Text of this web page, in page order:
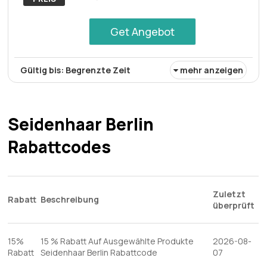
Get Angebot
Gültig bis: Begrenzte Zeit mehr anzeigen
Pflege von Haarverlängerungen zu wettbewerbsfähigen
Kosten und gewährleistet gleichzeitig
Benutzerfreundlichkeit und Wirksamkeit.
Seidenhaar Berlin
Rabattcodes
Rabatt Beschreibung
Zuletzt
überprüft
15%
Rabatt
15 % Rabatt Auf Ausgewählte Produkte
Seidenhaar Berlin Rabattcode
2026-08-
07